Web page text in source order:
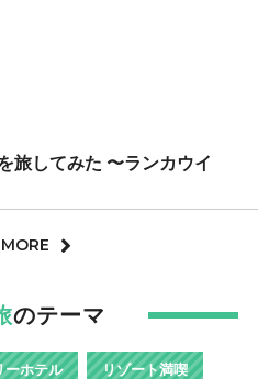
旅してみた 〜ランカウイ
のテーマ
ーホテル リゾート満喫